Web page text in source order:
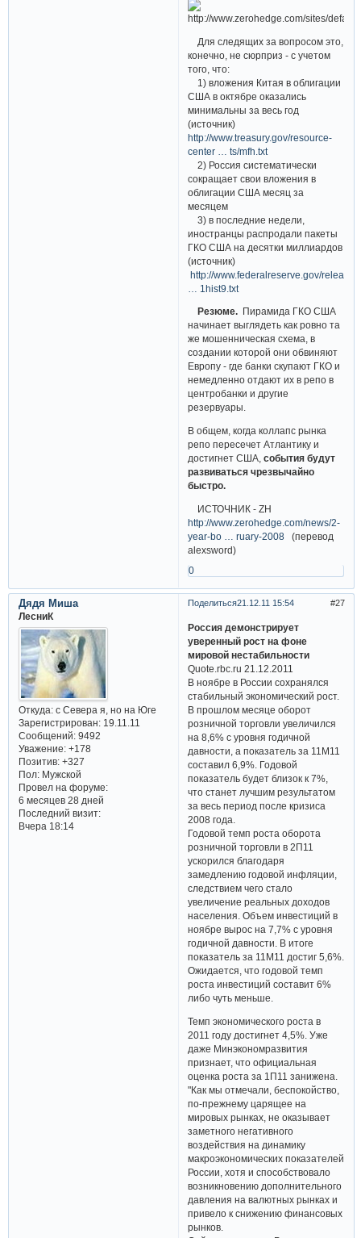
Для следящих за вопросом это,
конечно, не сюрприз - с учетом
того, что:
1) вложения Китая в облигации
США в октябре оказались
минимальны за весь год
(источник)
http://www.treasury.gov/resource-
center … ts/mfh.txt
2) Россия систематически
сокращает свои вложения в
облигации США месяц за
месяцем
3) в последние недели,
иностранцы распродали пакеты
ГКО США на десятки миллиардов
(источник)
http://www.federalreserve.gov/
… 1hist9.txt
Резюме. Пирамида ГКО США
начинает выглядеть как ровно та
же мошенническая схема, в
создании которой они обвиняют
Европу - где банки скупают ГКО и
немедленно отдают их в репо в
центробанки и другие
резервуары.
В общем, когда коллапс рынка
репо пересечет Атлантику и
достигнет США,события будут
развиваться чрезвычайно
быстро.
ИСТОЧНИК - ZH
http://www.zerohedge.com/news/2-
year-bo … ruary-2008 (перевод
alexsword)
0
Поделиться 27
21.12.11 15:54
Дядя Миша
ЛесниК
Откуда:с Севера я, но на Юге
Зарегистрирован: 19.11.11
Сообщений:9492
Уважение: +178
Позитив: +327
Пол:Мужской
Провел на форуме:
6 месяцев 28 дней
Последний визит:
Вчера 18:14
Россия демонстрирует
уверенный рост на фоне
мировой нестабильности
Quote.rbc.ru 21.12.2011
В ноябре в России сохранялся
стабильный экономический рост.
В прошлом месяце оборот
розничной торговли увеличился
на 8,6% с уровня годичной
давности, а показатель за 11М11
составил 6,9%. Годовой
показатель будет близок к 7%,
что станет лучшим результатом
за весь период после кризиса
2008 года.
Годовой темп роста оборота
розничной торговли в 2П11
ускорился благодаря
замедлению годовой инфляции,
следствием чего стало
увеличение реальных доходов
населения. Объем инвестиций в
ноябре вырос на 7,7% с уровня
годичной давности. В итоге
показатель за 11М11 достиг 5,6%.
Ожидается, что годовой темп
роста инвестиций составит 6%
либо чуть меньше.
Темп экономического роста в
2011 году достигнет 4,5%. Уже
даже Минэкономразвития
признает, что официальная
оценка роста за 1П11 занижена.
"Как мы отмечали, беспокойство,
по-прежнему царящее на
мировых рынках, не оказывает
заметного негативного
воздействия на динамику
макроэкономических показателей
России, хотя и способствовало
возникновению дополнительного
давления на валютных рынках и
привело к снижению финансовых
рынков.